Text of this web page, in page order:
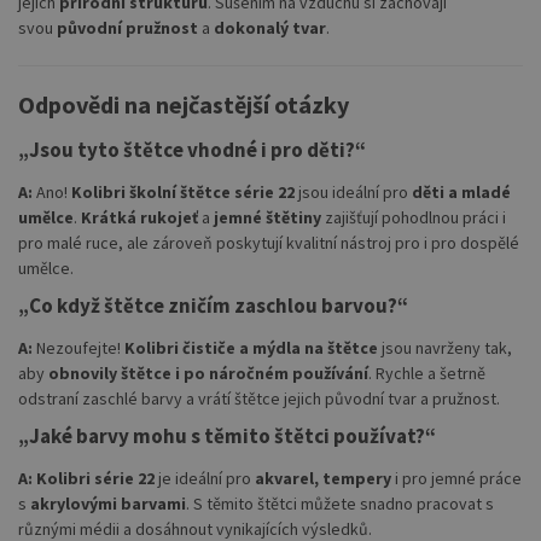
svou původní pružnost a dokonalý tvar.
Odpovědi na nejčastější otázky
„Jsou tyto štětce vhodné i pro děti?“
A: Ano! Kolibri školní štětce série 22 jsou ideální pro děti a mladé
umělce. Krátká rukojeť a jemné štětiny zajišťují pohodlnou práci i
pro malé ruce, ale zároveň poskytují kvalitní nástroj pro i pro dospělé
umělce.
„Co když štětce zničím zaschlou barvou?“
A: Nezoufejte! Kolibri čističe a mýdla na štětce jsou navrženy tak,
aby obnovily štětce i po náročném používání. Rychle a šetrně
odstraní zaschlé barvy a vrátí štětce jejich původní tvar a pružnost.
„Jaké barvy mohu s těmito štětci používat?“
A: Kolibri série 22 je ideální pro akvarel, tempery i pro jemné práce
s akrylovými barvami. S těmito štětci můžete snadno pracovat s
různými médii a dosáhnout vynikajících výsledků.